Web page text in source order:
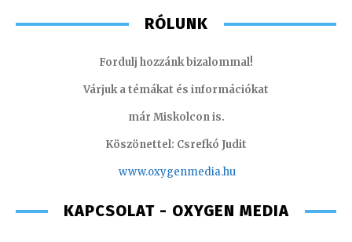
RÓLUNK
Fordulj hozzánk bizalommal!
Várjuk a témákat és információkat
már Miskolcon is.
Köszönettel: Csrefkó Judit
www.oxygenmedia.hu
KAPCSOLAT - OXYGEN MEDIA